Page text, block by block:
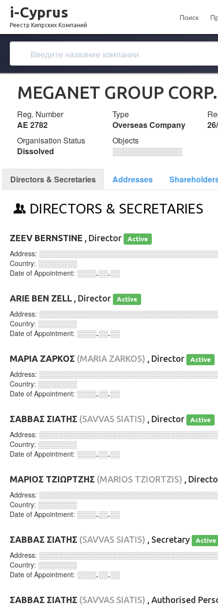
i-Cyprus
Реестр Кипрских Компаний
Поиск
MEGANET GROUP CORP.
Reg. Number
ΑΕ 2782
Type
Overseas Company
Organisation Status
Dissolved
Objects
░░░░░░░░░░░░░
Directors & Secretaries Addresses
DIRECTORS & SECRETARIES
ZEEV BERNSTINE , Director Active
Address:
Country: ░░░░░░░░
Date of Appointment: ░░░░.░░.░░
ARIE BEN ZELL , Director Active
Address:
Country: ░░░░░░░░
Date of Appointment: ░░░░.░░.░░
ΜΑΡΙΑ ΖΑΡΚΟΣ (MARIA ZARKOS) , Director Active
Address:
Country: ░░░░░░░░
Date of Appointment: ░░░░.░░.░░
ΣΑΒΒΑΣ ΣΙΑΤΗΣ (SAVVAS SIATIS) , Director Active
Address:
Country: ░░░░░░░░
Date of Appointment: ░░░░.░░.░░
ΜΑΡΙΟΣ ΤΖΙΩΡΤΖΗΣ (MARIOS TZIORTZIS) ,
Address:
Country: ░░░░░░░░
Date of Appointment: ░░░░.░░.░░
ΣΑΒΒΑΣ ΣΙΑΤΗΣ (SAVVAS SIATIS) , Secretary Active
Address:
Country: ░░░░░░░░
Date of Appointment: ░░░░.░░.░░
ΣΑΒΒΑΣ ΣΙΑΤΗΣ (SAVVAS SIATIS) , Authorised